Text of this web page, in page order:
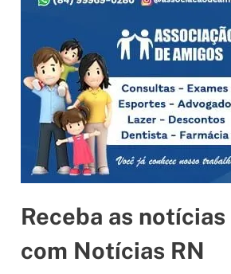
Receba as
com Notícias RN